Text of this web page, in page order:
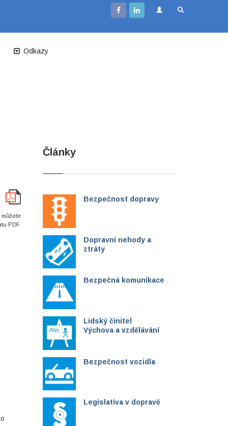
Odkazy
PDF.
Články
Bezpečnost dopravy
Dopravní nehody a
ztráty
Bezpečná komunikace
Lidský činitel
Výchova a vzdělávání
Bezpečnost vozidla
Legislativa v dopravě